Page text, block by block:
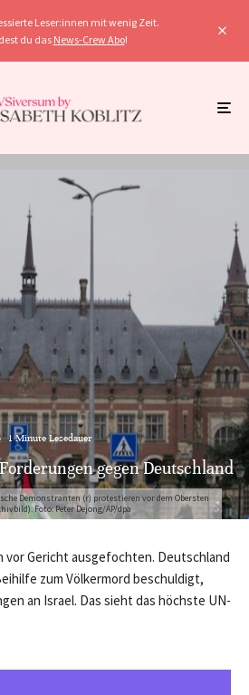
Leser:innen mit wenig Zeit.
du das News-Crew Abo!
Demonstranten (r) protestieren vor dem Obersten
Foto: Peter Dejong/AP/dpa
· 1 Minute Lesedauer
gegen Deutschland
vor Gericht ausgefochten. Deutschland
zum Völkermord beschuldigt,
an Israel. Das sieht das höchste UN-